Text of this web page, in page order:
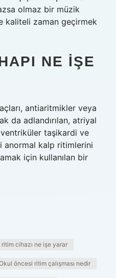
olmaz bir müzik
kaliteli zaman geçirmek
NE IŞE
antiaritmikler veya
da adlandırılan, atriyal
taşikardi ve
kalp ritimlerini
için kullanılan bir
ritim cihazı ne işe yarar
öncesi ritim çalışması nedir